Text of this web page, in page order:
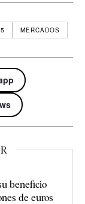
MERCADOS
beneficio
de euros